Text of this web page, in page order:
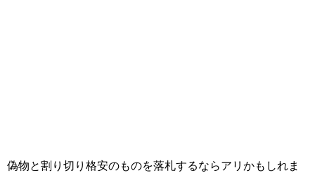
偽物と割り切り格安のものを落札するならアリかもしれま